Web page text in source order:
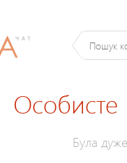
Особисте
Була